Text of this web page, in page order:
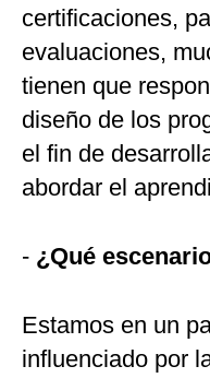
certificaciones,
evaluaciones,
tienen que
diseño de los
el fin de
abordar el
- ¿Qué
Estamos en un
influenciado por